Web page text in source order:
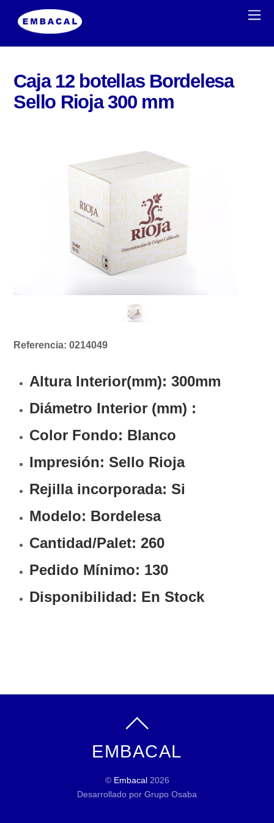
Caja 12 botellas Bordelesa
Sello Rioja 300 mm
Referencia: 0214049
Altura Interior(mm): 300mm
Diámetro Interior (mm) :
Color Fondo: Blanco
Impresión: Sello Rioja
Rejilla incorporada: Si
Modelo: Bordelesa
Cantidad/Palet: 260
Pedido Mínimo: 130
Disponibilidad: En Stock
EMBACAL
© Embacal2026
Desarrollado por Grupo Osaba